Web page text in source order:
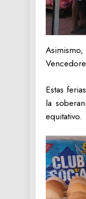
Estas
la
equitativo.